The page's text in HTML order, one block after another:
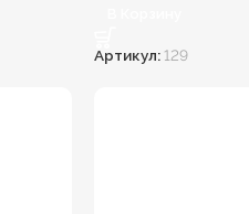
Артикул: 129